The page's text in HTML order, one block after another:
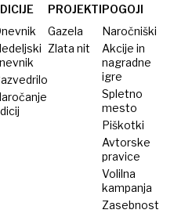
so jo
230
kilometrov
stran
PROJEKTI
Gazela
Zlata nit
POGOJI
Naročniški
Akcije in
nagradne
igre
Spletno
mesto
Piškotki
Avtorske
pravice
Volilna
kampanja
Zasebnost